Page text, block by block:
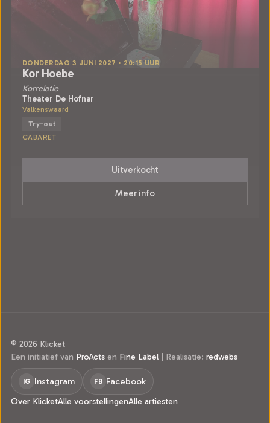
DONDERDAG 3 JUNI 2027 • 20:15 UUR
Kor Hoebe
Korrelatie
Theater De Hofnar
Valkenswaard
Try-out
CABARET
Uitverkocht
Meer info
© 2026 Klicket
Een initiatief van ProActs en Fine Label | Realisatie: redwebs
IG Instagram FB Facebook
Over KlicketAlle voorstellingenAlle artiesten